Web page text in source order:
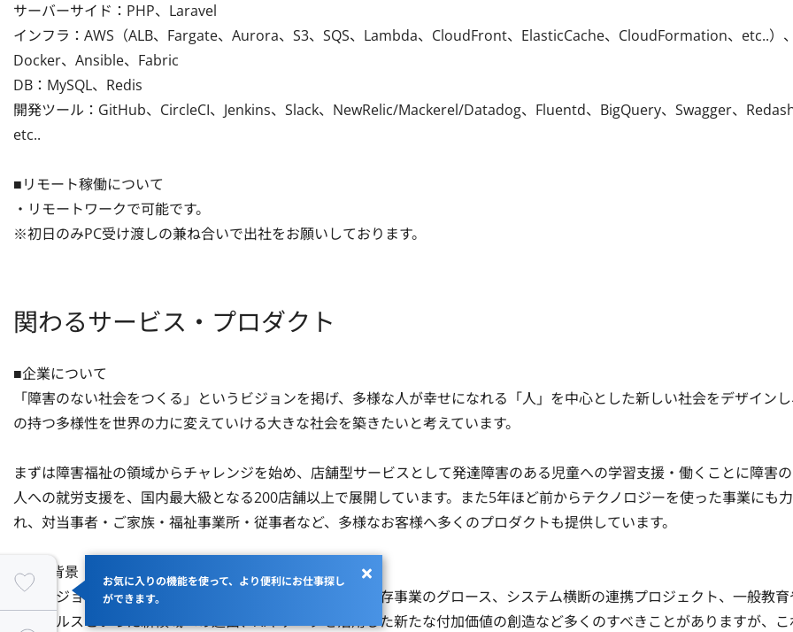
お気に入りの機能を使って、より便利にお仕事探し
ができます。
サーバーサイド：PHP、Laravel
インフラ：AWS（ALB、Fargate、Aurora、S3、SQS、Lambda、CloudFront、ElasticCache、CloudFormation、etc..）、
Docker、Ansible、Fabric
DB：MySQL、Redis
開発ツール：GitHub、CircleCI、Jenkins、Slack、NewRelic/Mackerel/Datadog、Fluentd、BigQuery、Swagger、Redash
etc..
■リモート稼働について
・リモートワークで可能です。
※初日のみPC受け渡しの兼ね合いで出社をお願いしております。
関わるサービス・プロダクト
■企業について
「障害のない社会をつくる」というビジョンを掲げ、多様な人が幸せになれる「人」を中心とした新しい社会をデザイン
の持つ多様性を世界の力に変えていける大きな社会を築きたいと考えています。
まずは障害福祉の領域からチャレンジを始め、店舗型サービスとして発達障害のある児童への学習支援・働くことに障害
人への就労支援を、国内最大級となる200店舗以上で展開しています。また5年ほど前からテクノロジーを使った事業にも
れ、対当事者・ご家族・福祉事業所・従事者など、多様なお客様へ多くのプロダクトも提供しています。
■募集背景
今後ビジョン実現に向けて、更なる新規事業立ち上げ、既存事業のグロース、システム横断の連携プロジェクト、一般教
タルヘルスといった新領域への進出、AIやデータを活用した新たな付加価値の創造など多くのすべきことがありますが、こ